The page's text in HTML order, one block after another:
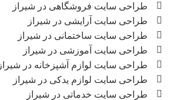
طراحی سایت فروشگاهی در شیراز
طراحی سایت آرایشی در شیراز
طراحی سایت ساختمانی در شیراز
طراحی سایت آموزشی در شیراز
طراحی سایت لوازم آشپزخانه در شیراز
طراحی سایت لوازم یدکی در شیراز
طراحی سایت خدماتی در شیراز